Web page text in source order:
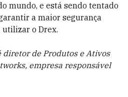
mundo, e está sendo tentado
a maior segurança
o Drex.
diretor de Produtos e Ativos
empresa responsável